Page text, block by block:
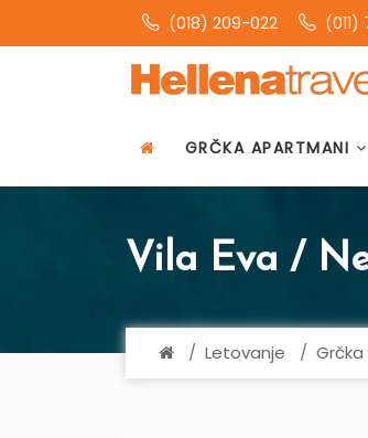
(018) 209-022
GRČKA APARTMANI
Vila Eva /
Letovanje